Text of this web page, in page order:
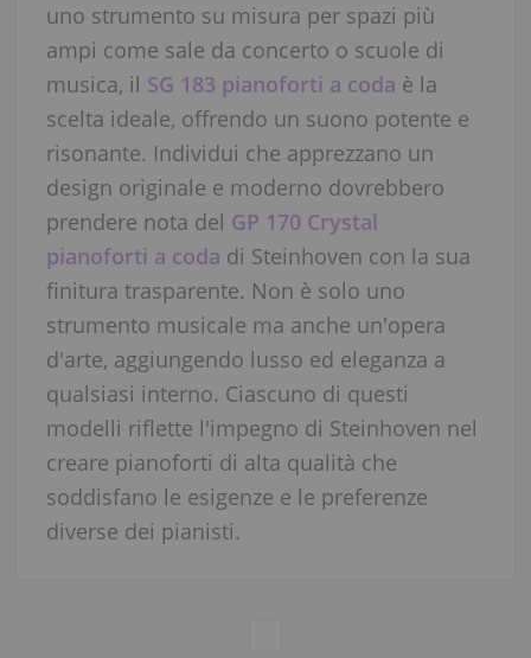
uno strumento su misura per spazi più
ampi come sale da concerto o scuole di
musica, il SG 183 pianoforti a coda è la
scelta ideale, offrendo un suono potente e
risonante. Individui che apprezzano un
design originale e moderno dovrebbero
prendere nota del GP 170 Crystal
pianoforti a coda di Steinhoven con la sua
finitura trasparente. Non è solo uno
strumento musicale ma anche un'opera
d'arte, aggiungendo lusso ed eleganza a
qualsiasi interno. Ciascuno di questi
modelli riflette l'impegno di Steinhoven nel
creare pianoforti di alta qualità che
soddisfano le esigenze e le preferenze
diverse dei pianisti.